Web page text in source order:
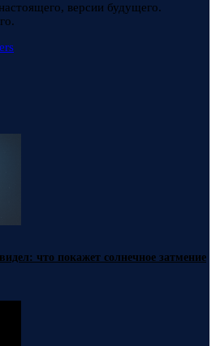
версии будущего.
что покажет солнечное затмение